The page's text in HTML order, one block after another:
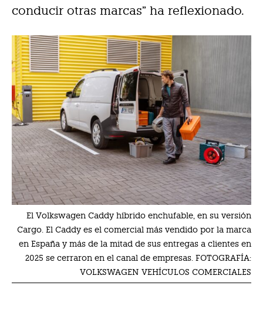
conducir otras marcas” ha reflexionado.
El Volkswagen Caddy híbrido enchufable, en su versión
Cargo. El Caddy es el comercial más vendido por la marca
en España y más de la mitad de sus entregas a clientes en
2025 se cerraron en el canal de empresas. FOTOGRAFÍA:
VOLKSWAGEN VEHÍCULOS COMERCIALES